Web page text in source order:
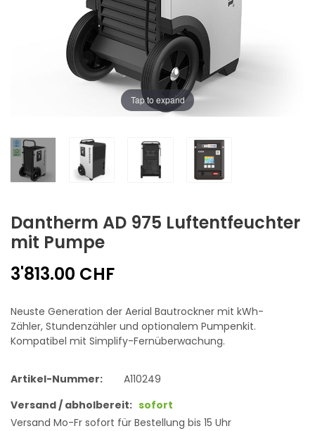
Tap to expand
Dantherm AD 975 Luftentfeuchter
mit Pumpe
3'813.00 CHF
Neuste Generation der Aerial Bautrockner mit kWh-
Zähler, Stundenzähler und optionalem Pumpenkit.
Kompatibel mit Simplify-Fernüberwachung.
Artikel-Nummer:
A110249
Versand / abholbereit: sofort
Versand Mo-Fr sofort für Bestellung bis 15 Uhr